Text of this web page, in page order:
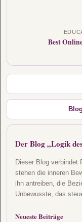
Best
Der Blog „Logik
Dieser Blog verbindet
stehen die inneren
ihn antreiben, die
Unbewusste, das
Neueste Beiträge